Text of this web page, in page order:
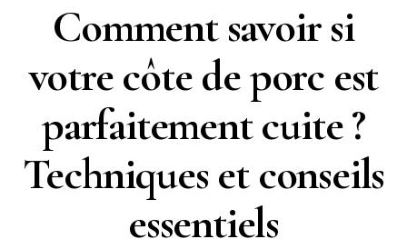
Comment savoir si
votre côte de porc est
parfaitement cuite ?
Techniques et conseils
essentiels